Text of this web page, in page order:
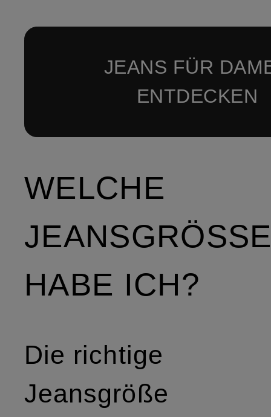
JEANS FÜR
ENTDECKEN
WELCHE
JEANSGRÖSSE
ABE ICH?
Die richtige
Jeansgröße